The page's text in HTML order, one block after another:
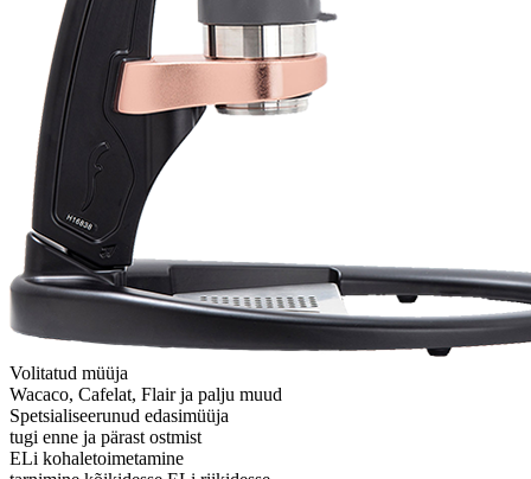
Volitatud müüja
Wacaco, Cafelat, Flair ja palju muud
Spetsialiseerunud edasimüüja
tugi enne ja pärast ostmist
ELi kohaletoimetamine